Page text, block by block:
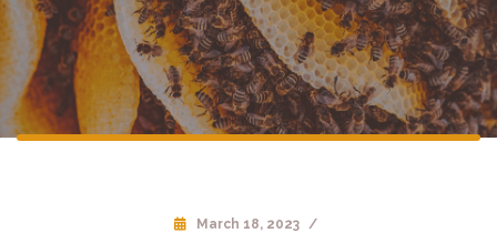
March 18, 2023 /